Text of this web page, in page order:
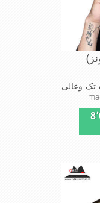
تک وعالی